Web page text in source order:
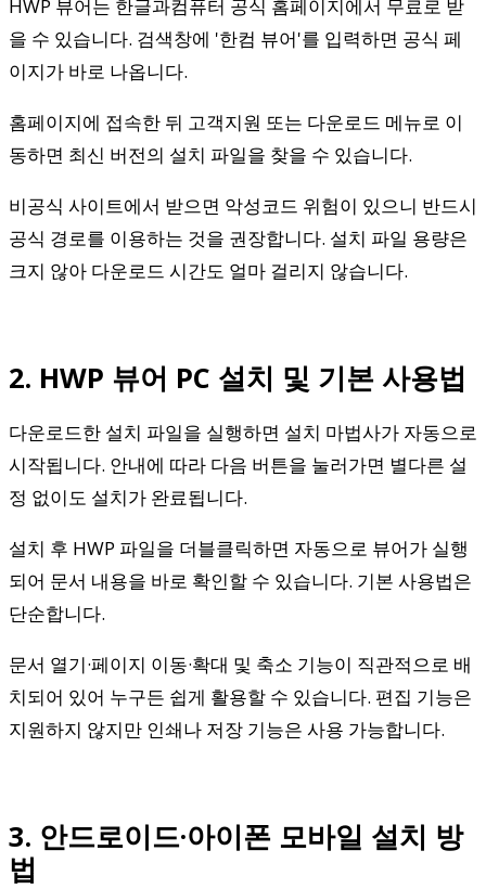
HWP 뷰어는 한글과컴퓨터 공식 홈페이지에서 무료로 받
을 수 있습니다. 검색창에 '한컴 뷰어'를 입력하면 공식 페
이지가 바로 나옵니다.
홈페이지에 접속한 뒤 고객지원 또는 다운로드 메뉴로 이
동하면 최신 버전의 설치 파일을 찾을 수 있습니다.
비공식 사이트에서 받으면 악성코드 위험이 있으니 반드시
공식 경로를 이용하는 것을 권장합니다. 설치 파일 용량은
크지 않아 다운로드 시간도 얼마 걸리지 않습니다.
2. HWP 뷰어 PC 설치 및 기본 사용법
다운로드한 설치 파일을 실행하면 설치 마법사가 자동으로
시작됩니다. 안내에 따라 다음 버튼을 눌러가면 별다른 설
정 없이도 설치가 완료됩니다.
설치 후 HWP 파일을 더블클릭하면 자동으로 뷰어가 실행
되어 문서 내용을 바로 확인할 수 있습니다. 기본 사용법은
단순합니다.
문서 열기·페이지 이동·확대 및 축소 기능이 직관적으로 배
치되어 있어 누구든 쉽게 활용할 수 있습니다. 편집 기능은
지원하지 않지만 인쇄나 저장 기능은 사용 가능합니다.
3. 안드로이드·아이폰 모바일 설치 방
법